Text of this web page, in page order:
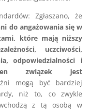
Zgłaszano, że
do angażowania się w
które mają niższy
uczciwości,
odpowiedzialności i
związek jest
mogą być bardziej
niż to, co zwykle
z tą osobą w